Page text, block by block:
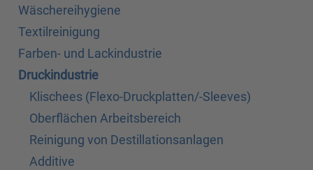
Wäschereihygiene
Textilreinigung
Farben- und Lackindustrie
Druckindustrie
Klischees (Flexo-Druckplatten/-Sleeves)
Oberflächen Arbeitsbereich
Reinigung von Destillationsanlagen
Additive